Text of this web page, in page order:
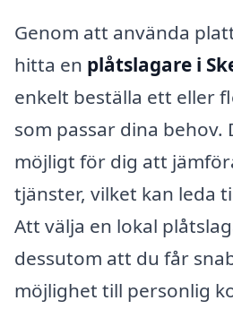
Genom att använda
hitta en plåtslagare i
enkelt beställa ett eller
som passar dina behov.
möjligt för dig att
tjänster, vilket kan leda
Att välja en lokal
dessutom att du får
möjlighet till personlig